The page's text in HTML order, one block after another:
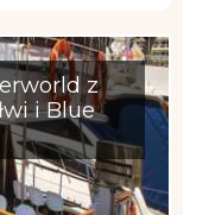
z
i Blue